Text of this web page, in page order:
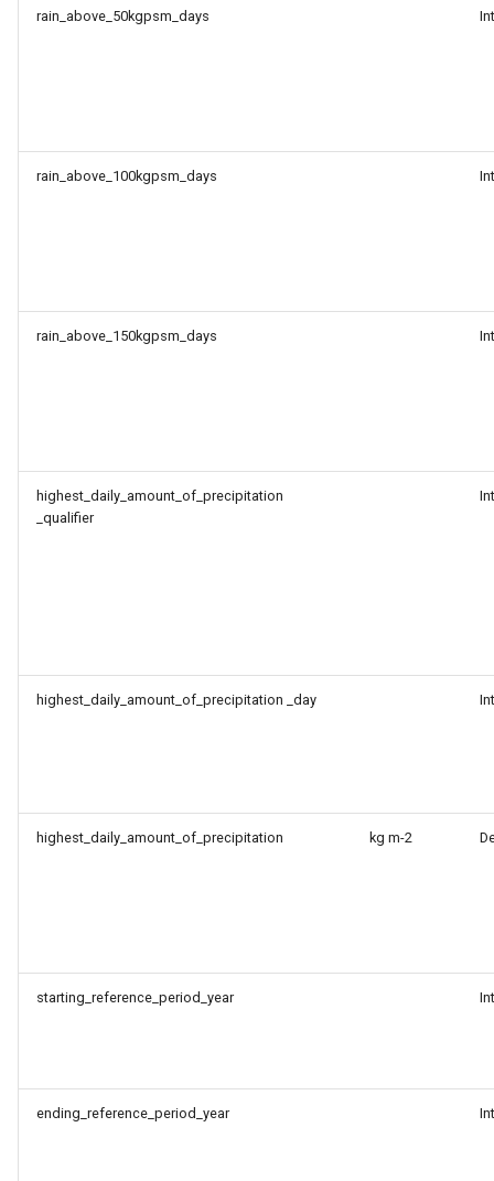
rain_above_50kgpsm_days
rain_above_100kgpsm_days
rain_above_150kgpsm_days
highest_daily_amount_of_precipitation
_qualifier
highest_daily_amount_of_precipitation _day
highest_daily_amount_of_precipitation kg m-2
starting_reference_period_year
ending_reference_period_year